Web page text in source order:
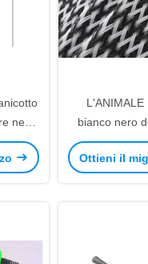
nero
L'ANIMALE
bianco nero
intrecciato
Ottieni il